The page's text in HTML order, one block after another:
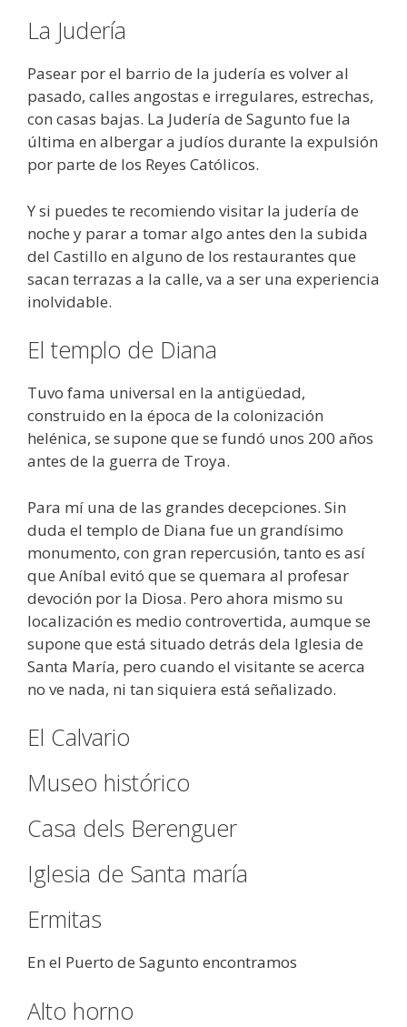
La Judería
Pasear por el barrio de la judería es volver al
pasado, calles angostas e irregulares, estrechas,
con casas bajas. La Judería de Sagunto fue la
última en albergar a judíos durante la expulsión
por parte de los Reyes Católicos.
Y si puedes te recomiendo visitar la judería de
noche y parar a tomar algo antes den la subida
del Castillo en alguno de los restaurantes que
sacan terrazas a la calle, va a ser una experiencia
inolvidable.
El templo de Diana
Tuvo fama universal en la antigüedad,
construido en la época de la colonización
helénica, se supone que se fundó unos 200 años
antes de la guerra de Troya.
Para mí una de las grandes decepciones. Sin
duda el templo de Diana fue un grandísimo
monumento, con gran repercusión, tanto es así
que Aníbal evitó que se quemara al profesar
devoción por la Diosa. Pero ahora mismo su
localización es medio controvertida, aumque se
supone que está situado detrás dela Iglesia de
Santa María, pero cuando el visitante se acerca
no ve nada, ni tan siquiera está señalizado.
El Calvario
Museo histórico
Casa dels Berenguer
Iglesia de Santa maría
Ermitas
En el Puerto de Sagunto encontramos
Alto horno